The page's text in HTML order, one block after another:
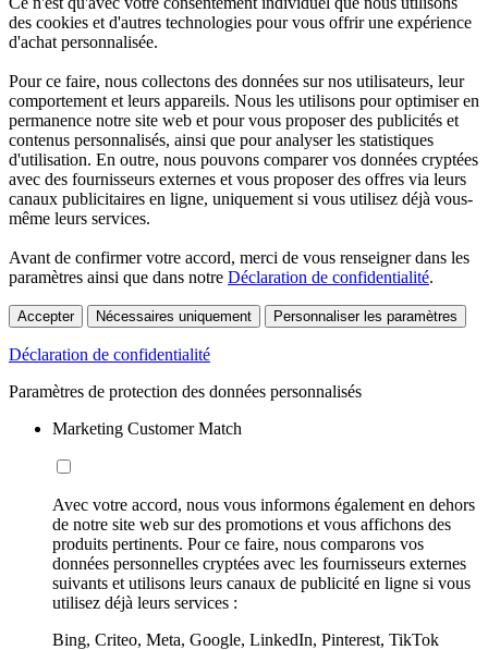
des cookies et d'autres technologies pour vous offrir une expérience
d'achat personnalisée.
Pour ce faire, nous collectons des données sur nos utilisateurs, leur
comportement et leurs appareils. Nous les utilisons pour optimiser en
permanence notre site web et pour vous proposer des publicités et
contenus personnalisés, ainsi que pour analyser les statistiques
d'utilisation. En outre, nous pouvons comparer vos données cryptées
avec des fournisseurs externes et vous proposer des offres via leurs
canaux publicitaires en ligne, uniquement si vous utilisez déjà vous-
même leurs services.
Avant de confirmer votre accord, merci de vous renseigner dans les
paramètres ainsi que dans notre Déclaration de confidentialité.
Accepter Nécessaires uniquement Personnaliser les paramètres
Déclaration de confidentialité
Paramètres de protection des données personnalisés
Marketing Customer Match
Avec votre accord, nous vous informons également en dehors
de notre site web sur des promotions et vous affichons des
produits pertinents. Pour ce faire, nous comparons vos
données personnelles cryptées avec les fournisseurs externes
suivants et utilisons leurs canaux de publicité en ligne si vous
utilisez déjà leurs services :
Bing, Criteo, Meta, Google, LinkedIn, Pinterest, TikTok